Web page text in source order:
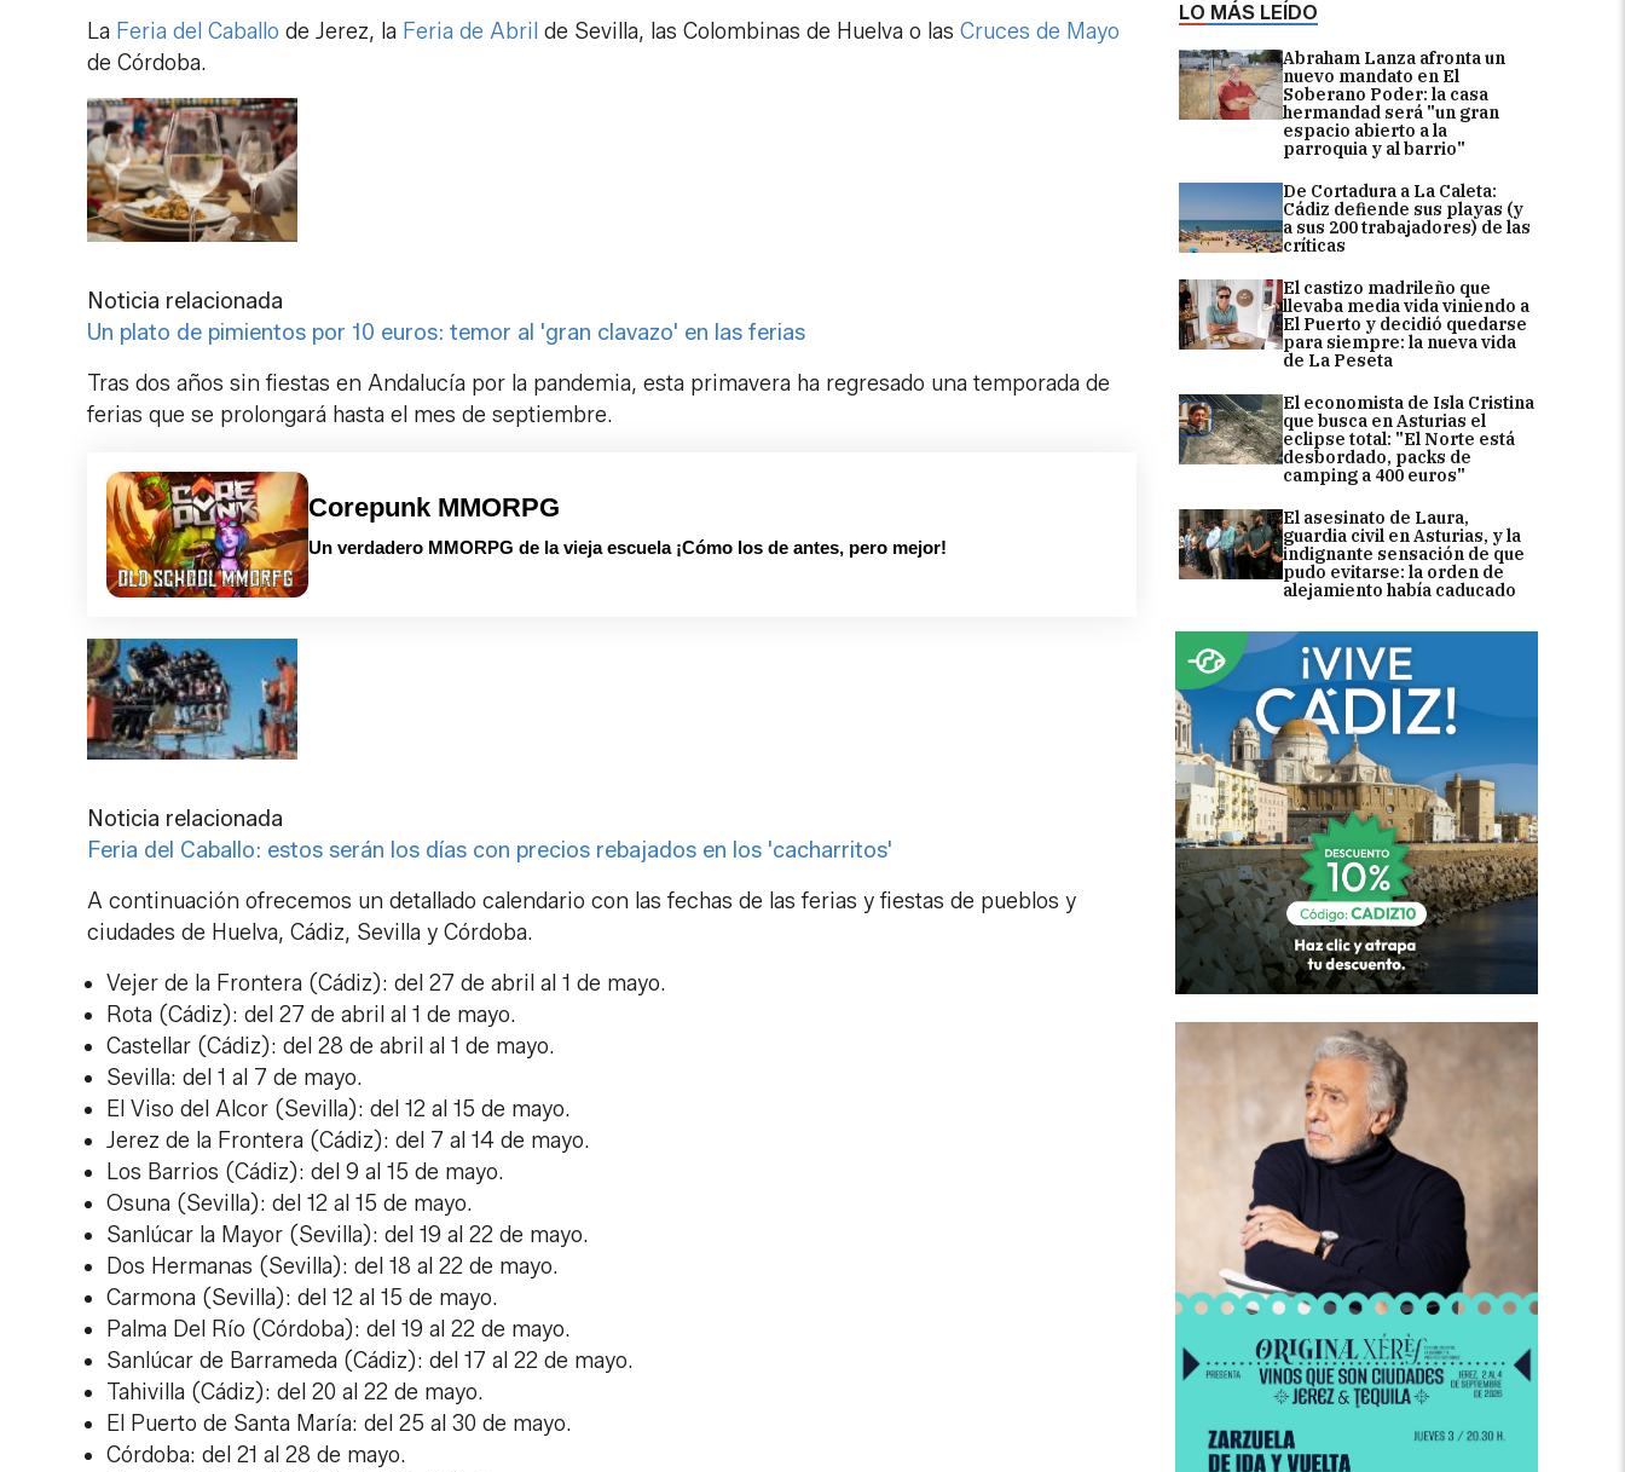
LO MÁS LEÍDO
Abraham Lanza afronta un
nuevo mandato en El
Soberano Poder: la casa
hermandad será "un gran
espacio abierto a la
parroquia y al barrio"
De Cortadura a La Caleta:
Cádiz defiende sus playas (y
a sus 200 trabajadores) de las
críticas
El castizo madrileño que
llevaba media vida viniendo a
El Puerto y decidió quedarse
para siempre: la nueva vida
de La Peseta
El economista de Isla Cristina
que busca en Asturias el
eclipse total: "El Norte está
desbordado, packs de
camping a 400 euros"
El asesinato de Laura,
guardia civil en Asturias, y la
indignante sensación de que
pudo evitarse: la orden de
alejamiento había caducado
La Feria del Caballo de Jerez, la Feria de Abril de Sevilla, las Colombinas de Huelva o las Cruces de Mayo
de Córdoba.
Noticia relacionada
Un plato de pimientos por 10 euros: temor al 'gran clavazo' en las ferias
Tras dos años sin fiestas en Andalucía por la pandemia, esta primavera ha regresado una temporada de
ferias que se prolongará hasta el mes de septiembre.
Corepunk MMORPG
Un verdadero MMORPG de la vieja escuela ¡Cómo los de antes, pero mejor!
Noticia relacionada
Feria del Caballo: estos serán los días con precios rebajados en los 'cacharritos'
A continuación ofrecemos un detallado calendario con las fechas de las ferias y fiestas de pueblos y
ciudades de Huelva, Cádiz, Sevilla y Córdoba.
Vejer de la Frontera (Cádiz): del 27 de abril al 1 de mayo.
Rota (Cádiz): del 27 de abril al 1 de mayo.
Castellar (Cádiz): del 28 de abril al 1 de mayo.
Sevilla: del 1 al 7 de mayo.
El Viso del Alcor (Sevilla): del 12 al 15 de mayo.
Jerez de la Frontera (Cádiz): del 7 al 14 de mayo.
Los Barrios (Cádiz): del 9 al 15 de mayo.
Osuna (Sevilla): del 12 al 15 de mayo.
Sanlúcar la Mayor (Sevilla): del 19 al 22 de mayo.
Dos Hermanas (Sevilla): del 18 al 22 de mayo.
Carmona (Sevilla): del 12 al 15 de mayo.
Palma Del Río (Córdoba): del 19 al 22 de mayo.
Sanlúcar de Barrameda (Cádiz): del 17 al 22 de mayo.
Tahivilla (Cádiz): del 20 al 22 de mayo.
El Puerto de Santa María: del 25 al 30 de mayo.
Córdoba: del 21 al 28 de mayo.